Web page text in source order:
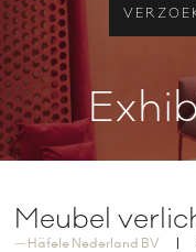
Meubel
Häfele Nederland BV